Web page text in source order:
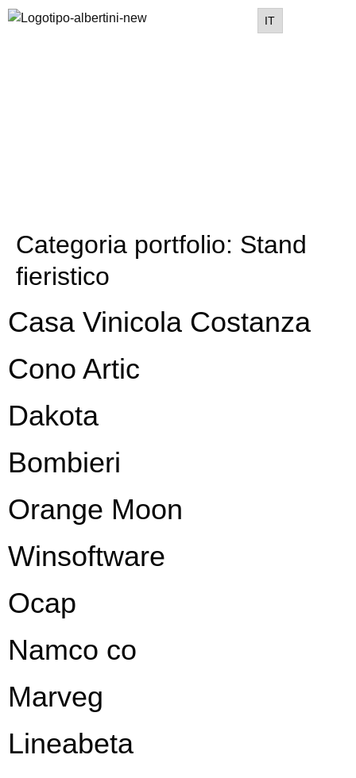
IT
Categoria portfolio: Stand
fieristico
Casa Vinicola Costanza
Cono Artic
Dakota
Bombieri
Orange Moon
Winsoftware
Ocap
Namco co
Marveg
Lineabeta